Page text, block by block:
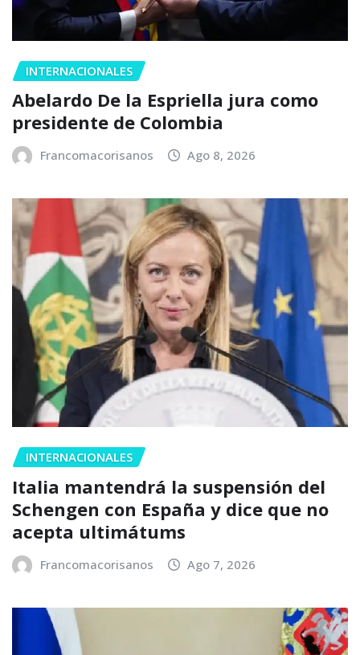
INTERNACIONALES
Abelardo De la Espriella jura como
presidente de Colombia
Francomacorisanos Ago 8, 2026
INTERNACIONALES
Italia mantendrá la suspensión del
Schengen con España y dice que no
acepta ultimátums
Francomacorisanos Ago 7, 2026